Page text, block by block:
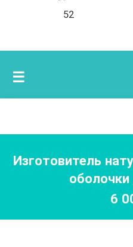
52
☰
Изготовитель
оболочки
6